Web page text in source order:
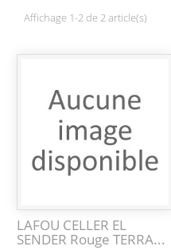
Affichage 1-2 de 2 article(s)
LAFOU CELLER EL
SENDER Rouge TERRA...